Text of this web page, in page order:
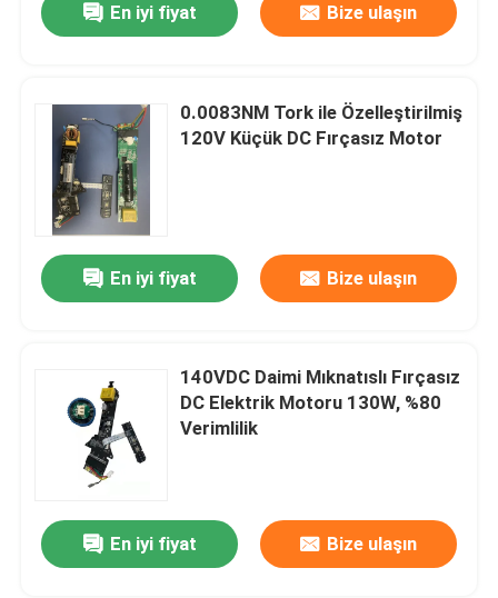
En iyi fiyat Bize ulaşın
0.0083NM Tork ile Özelleştirilmiş
120V Küçük DC Fırçasız Motor
En iyi fiyat Bize ulaşın
140VDC Daimi Mıknatıslı Fırçasız
DC Elektrik Motoru 130W, %80
Verimlilik
En iyi fiyat Bize ulaşın